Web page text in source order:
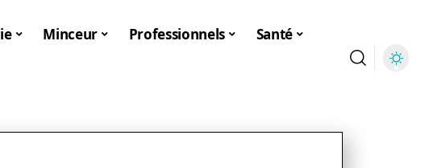
Minceur Professionnels Santé